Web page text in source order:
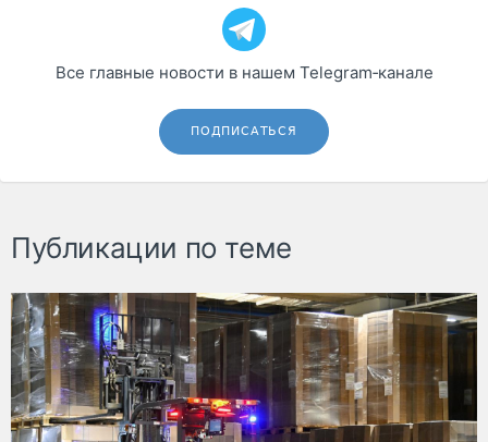
Все главные новости в нашем Telegram‑канале
ПОДПИСАТЬСЯ
Публикации по теме